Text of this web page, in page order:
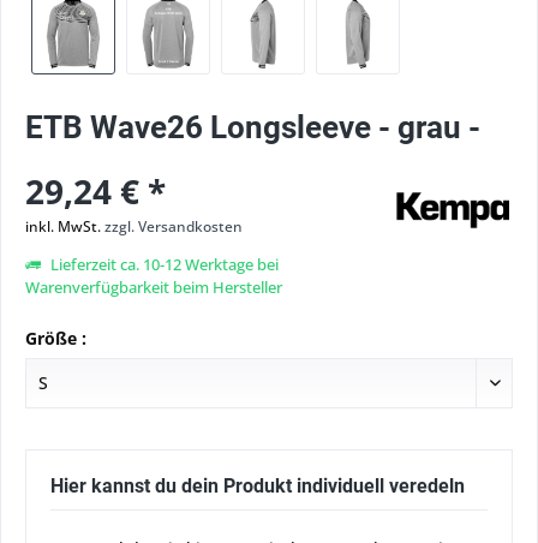
ETB Wave26 Longsleeve - grau -
29,24 € *
inkl. MwSt.zzgl. Versandkosten
Lieferzeit ca. 10-12 Werktage bei
Warenverfügbarkeit beim Hersteller
Größe :
Hier kannst du dein Produkt individuell veredeln